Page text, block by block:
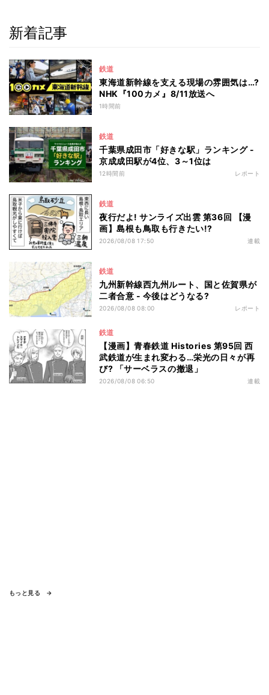
新着記事
鉄道
東海道新幹線を支える現場の雰囲気は…?
NHK『100カメ』8/11放送へ
1時間前
鉄道
千葉県成田市「好きな駅」ランキング -
京成成田駅が4位、3～1位は
12時間前 レポート
鉄道
夜行だよ! サンライズ出雲 第36回 【漫
画】島根も鳥取も行きたい!?
2026/08/08 17:50 連載
鉄道
九州新幹線西九州ルート、国と佐賀県が
二者合意 - 今後はどうなる?
2026/08/08 08:00 レポート
鉄道
【漫画】青春鉄道 Histories 第95回 西
武鉄道が生まれ変わる…栄光の日々が再
び? 「サーベラスの撤退」
2026/08/08 06:50 連載
もっと見る